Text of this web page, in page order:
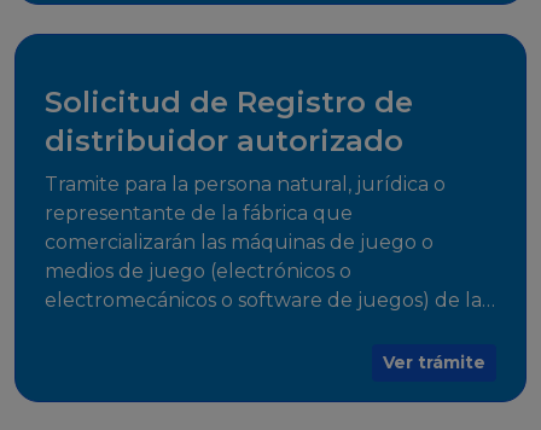
Solicitud de Registro de
distribuidor autorizado
Tramite para la persona natural, jurídica o
representante de la fábrica que
comercializarán las máquinas de juego o
medios de juego (electrónicos o
electromecánicos o software de juegos) de las
Ver trámite